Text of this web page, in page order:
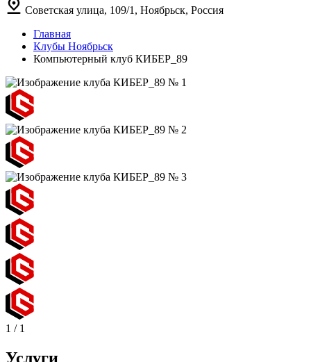
Советская улица, 109/1, Ноябрьск, Россия
Главная
Клубы Ноябрьск
Компьютерный клуб КИБЕР_89
1 / 1
Услуги